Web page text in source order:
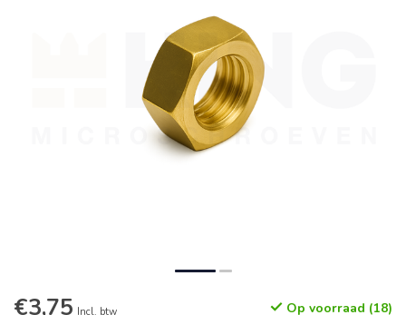
€3,75 Incl. btw Op voorraad (18)